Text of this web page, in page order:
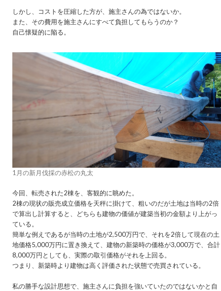
しかし、コストを圧縮した方が、施主さんの為ではないか。
また、その費用を施主さんにすべて負担してもらうのか？
自己懐疑的に陥る。
1月の新月伐採の赤松の丸太
今回、転売された2棟を、客観的に眺めた。
2棟の現状の販売成立価格を天秤に掛けて、粗いのだが土地は当時の2倍
で算出し計算すると、どちらも建物の価値が建築当初の金額より上がっ
ている。
簡単な例えであるが当時の土地が2,500万円で、それを2倍して現在の土
地価格5,000万円に置き換えて、建物の新築時の価格が3,000万で、合計
8,000万円としても、実際の取引価格がそれを上回る。
つまり、新築時より建物は高く評価された状態で売買されている。
私の勝手な設計思想で、施主さんに負担を強いていたのではないかと自